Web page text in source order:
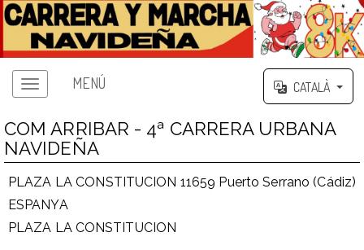
MENÚ CATALÀ
COM ARRIBAR - 4ª CARRERA URBANA
NAVIDEÑA
PLAZA LA CONSTITUCION 11659 Puerto Serrano (Cádiz)
ESPANYA
PLAZA LA CONSTITUCION